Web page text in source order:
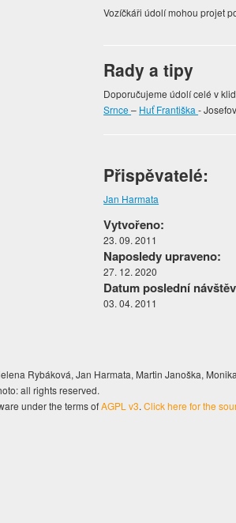
Vozíčkáři údolí mohou projet
Rady a tipy
Doporučujeme údolí celé v
Srnce– Huť Františka-
Přispěvatelé:
Jan Harmata
Vytvořeno:
23. 09. 2011
Naposledy upraveno:
27. 12. 2020
Datum poslední
03. 04. 2011
Rybáková, Jan Harmata, Martin Janoška,
all rights reserved.
under the terms ofAGPL v3. Click here for the